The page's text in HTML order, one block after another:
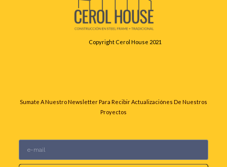
Copyright Cerol House 2021
Sumate A Nuestro Newsletter Para Recibir Actualizaciónes De Nuestros
Proyectos